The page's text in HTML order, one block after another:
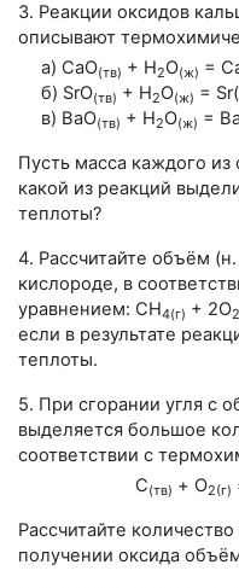
3. Реакции оксидов
описывают
а) CaO(тв) + H2O(ж) =
б) SrO(тв) + H2O(ж) =
в) BaO(тв) + H2O(ж) =
Пусть масса каждого из
какой из реакций
теплоты?
4. Рассчитайте объём (
кислороде, в
уравнением: СН4(г) + 2О
если в результате
теплоты.
5. При сгорании угля с
выделяется большое
соответствии с
С(тв) + O2(г)
Рассчитайте
получении оксида